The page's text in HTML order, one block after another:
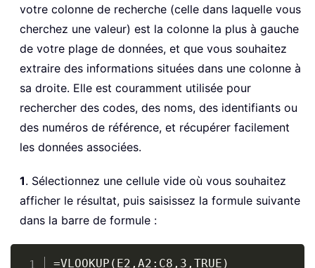
votre colonne de recherche (celle dans laquelle vous
cherchez une valeur) est la colonne la plus à gauche
de votre plage de données, et que vous souhaitez
extraire des informations situées dans une colonne à
sa droite. Elle est couramment utilisée pour
rechercher des codes, des noms, des identifiants ou
des numéros de référence, et récupérer facilement
les données associées.
1. Sélectionnez une cellule vide où vous souhaitez
afficher le résultat, puis saisissez la formule suivante
dans la barre de formule :
=VLOOKUP(E2,A2:C8,3,TRUE)